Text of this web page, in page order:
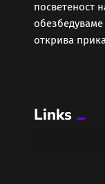
посветеност
открива
Links